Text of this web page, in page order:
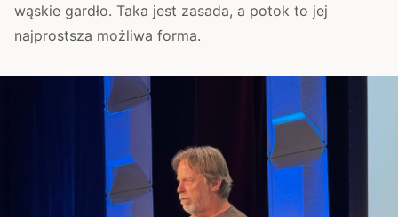
wąskie gardło. Taka jest zasada, a potok to jej
najprostsza możliwa forma.